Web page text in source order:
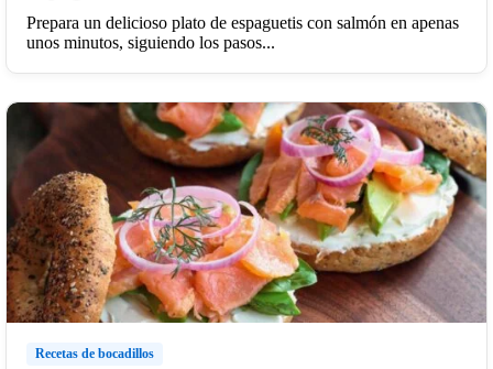
Prepara un delicioso plato de espaguetis con salmón en apenas
unos minutos, siguiendo los pasos...
Recetas de bocadillos